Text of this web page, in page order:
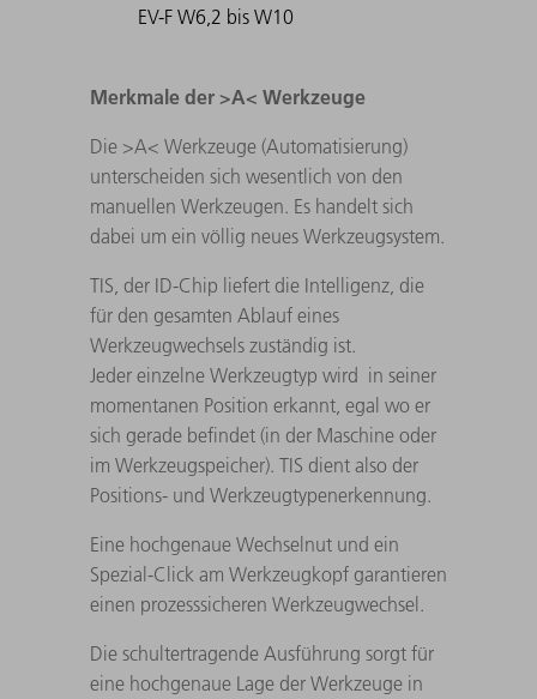
EV-F W6,2 bis W10
Merkmale der >A< Werkzeuge
Die >A< Werkzeuge (Automatisierung)
unterscheiden sich wesentlich von den
manuellen Werkzeugen. Es handelt sich
dabei um ein völlig neues Werkzeugsystem.
TIS, der ID-Chip liefert die Intelligenz, die
für den gesamten Ablauf eines
Werkzeugwechsels zuständig ist.
Jeder einzelne Werkzeugtyp wird in seiner
momentanen Position erkannt, egal wo er
sich gerade befindet (in der Maschine oder
im Werkzeugspeicher). TIS dient also der
Positions- und Werkzeugtypenerkennung.
Eine hochgenaue Wechselnut und ein
Spezial-Click am Werkzeugkopf garantieren
einen prozesssicheren Werkzeugwechsel.
Die schultertragende Ausführung sorgt für
eine hochgenaue Lage der Werkzeuge in